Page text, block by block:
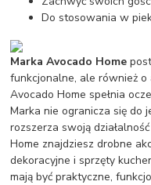
Do stosowania w
Marka Avocado Home
funkcjonalne, ale również
Avocado Home spełnia
Marka nie ogranicza się do
rozszerza swoją
Home znajdziesz drobne
dekoracyjne i sprzęty
mają być praktyczne,